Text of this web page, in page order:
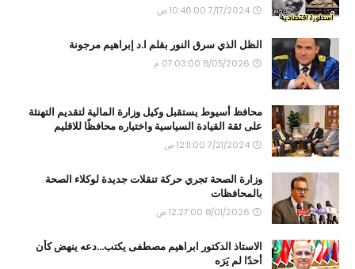
7/17/2024 10:46:00 ص
الظل الذي سرق النور بقلم ا.د إبراهيم مرجونة
8/05/2026 07:03:00 م
محافظ أسيوط يستقبل وكيل وزارة المالية لتقديم التهنئة
على ثقة القيادة السياسية واختياره محافظًا للاقليم
7/21/2024 12:11:00 ص
وزارة الصحة تجري حركة تنقلات جديدة لوكلاء الصحة
بالمحافظات
8/01/2026 12:27:00 ص
الاستاذ الدكتور ابراهيم مصطفى يكتب...دعه ينهض كأن
أحدًا لم يَرَه